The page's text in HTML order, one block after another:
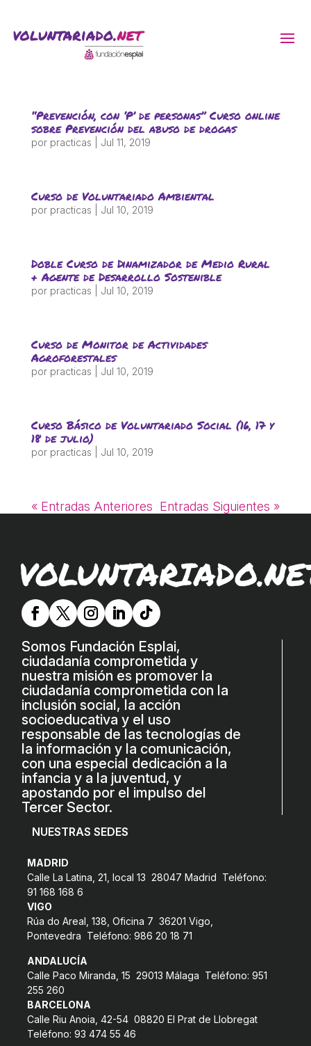
“Prevención, con ‘P’ de personas” Curso online
sobre Prevención del abuso de drogas
por practicas Jul 11, 2019
Curso de Voluntariado Ambiental
por practicas Jul 10, 2019
Doble Curso de Dinamizador de Medio Rural
+ Agente de Desarrollo Sostenible
por practicas Jul 10, 2019
Curso de Monitor de Actividades
Agroforestales
por practicas Jul 10, 2019
Curso Básico de Voluntariado Social (16, 17 y
18 de julio)
por practicas Jul 10, 2019
« Entradas Anteriores Entradas Siguientes »
Somos Fundación Esplai,
ciudadanía comprometida y
nuestra misión es promover la
ciudadanía comprometida con la
inclusión social, la acción
socioeducativa y el uso
responsable de las tecnologías de
la información y la comunicación,
con una especial dedicación a la
infancia y a la juventud, y
apostando por el impulso del
Tercer Sector.
NUESTRAS SEDES
MADRID
Calle La Latina, 21, local 13 28047 Madrid Teléfono:
91 168 168 6
VIGO
Rúa do Areal, 138, Oficina 7 36201 Vigo,
Pontevedra Teléfono: 986 20 18 71
ANDALUCÍA
Calle Paco Miranda, 15 29013 Málaga Teléfono: 951
255 260
BARCELONA
Calle Riu Anoia, 42-54 08820 El Prat de Llobregat
Teléfono: 93 474 55 46
MÓN ESCOLAR
CASES DE COLÒNIES
ESPLAIS
SUPORT TERCER SECTOR
CONEIX FUNDESPLAI
La Fundació
Missió i valors
Els comptes clars
Memòria d'activitats
Proposta educativa
ACTUALITAT
Notícies
Butlletins
Diari de la Fundació
Fundesplai als mitjans
Xarxes socials
COL·LABORA
Fes voluntariat
Fes un donatiu
Treballa amb nosaltres